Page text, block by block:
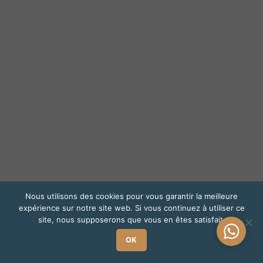
Nous utilisons des cookies pour vous garantir la meilleure
expérience sur notre site web. Si vous continuez à utiliser ce
site, nous supposerons que vous en êtes satisfait.
OK
Une